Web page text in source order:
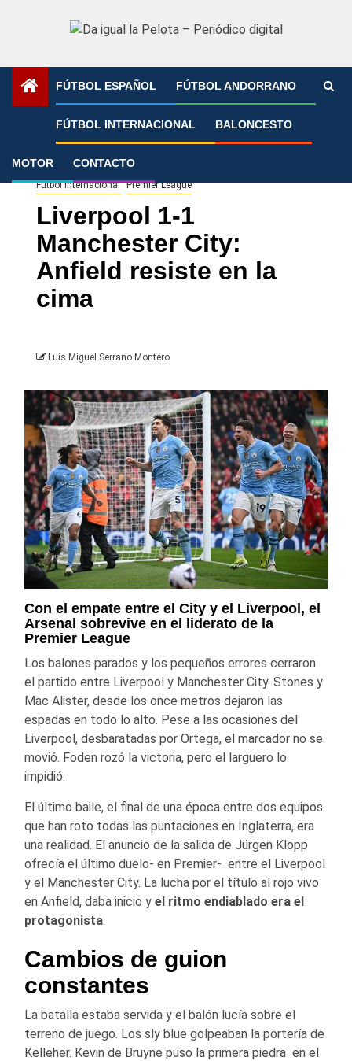
FÚTBOL ESPAÑOL FÚTBOL ANDORRANO
FÚTBOL INTERNACIONAL BALONCESTO
MOTOR CONTACTO
»
Fútbol Internacional Premier League
Liverpool 1-1
Manchester City:
Anfield resiste en la
cima
Luis Miguel Serrano Montero
Con el empate entre el City y el Liverpool, el
Arsenal sobrevive en el liderato de la
Premier League
Los balones parados y los pequeños errores cerraron
el partido entre Liverpool y Manchester City. Stones y
Mac Alister, desde los once metros dejaron las
espadas en todo lo alto. Pese a las ocasiones del
Liverpool, desbaratadas por Ortega, el marcador no se
movió. Foden rozó la victoria, pero el larguero lo
impidió.
El último baile, el final de una época entre dos equipos
que han roto todas las puntaciones en Inglaterra, era
una realidad. El anuncio de la salida de Jürgen Klopp
ofrecía el último duelo- en Premier- entre el Liverpool
y el Manchester City. La lucha por el título al rojo vivo
en Anfield, daba inicio y el ritmo endiablado era el
protagonista.
Cambios de guion
constantes
La batalla estaba servida y el balón lucía sobre el
terreno de juego. Los sly blue golpeaban la portería de
Kelleher. Kevin de Bruyne puso la primera piedra en el